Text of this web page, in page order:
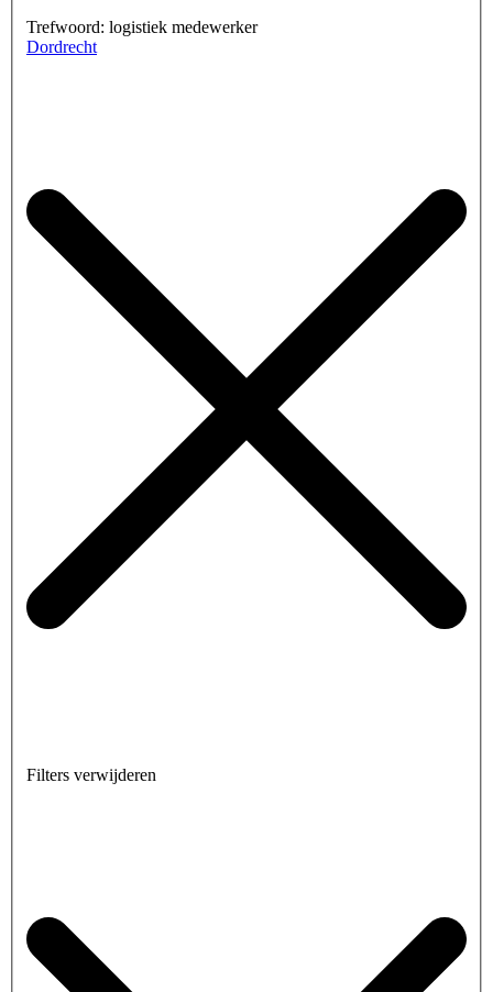
Trefwoord: logistiek medewerker
Dordrecht
Filters verwijderen